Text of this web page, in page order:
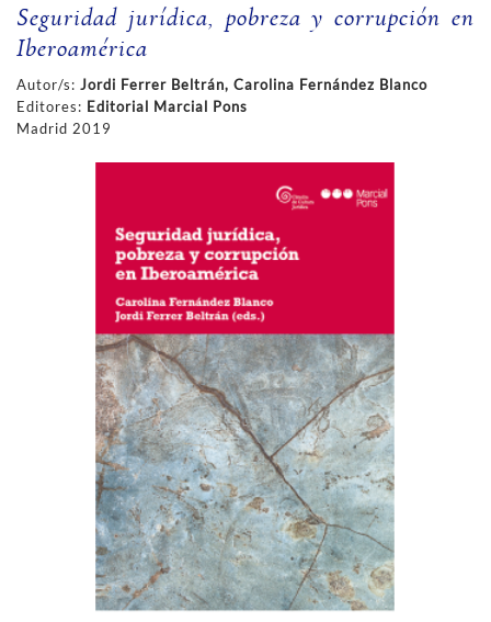
Seguridad jurídica, pobreza y corrupción en
Iberoamérica
Autor/s: Jordi Ferrer Beltrán, Carolina Fernández Blanco
Editores: Editorial Marcial Pons
Madrid 2019